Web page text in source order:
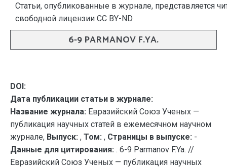
Статьи, опубликованные в журнале, представляется
свободной лицензии CC BY-ND
6-9 PARMANOV F.YA.
DOI:
Дата публикации статьи в журнале:
Название журнала: Евразийский Союз Ученых —
публикация научных статей в ежемесячном научном
журнале, Выпуск: , Том: , Страницы в выпуске: -
Данные для цитирования: . 6-9 Parmanov F.Ya. //
Евразийский Союз Ученых — публикация научных